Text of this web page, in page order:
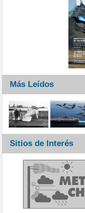
Más Leídos
Sitios de Interés